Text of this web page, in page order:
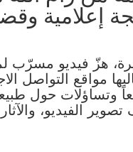
إعلامية
هزّ فيديو مسرّب
مواقع التواصل
وتساؤلات حول
الفيديو، والآثار